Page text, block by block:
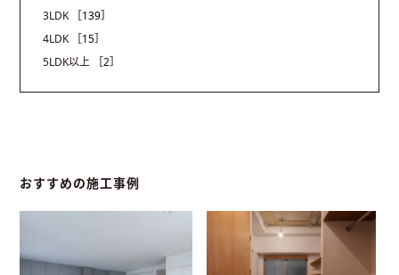
3LDK
［139］
4LDK
［15］
5LDK以上
［2］
おすすめの施工事例